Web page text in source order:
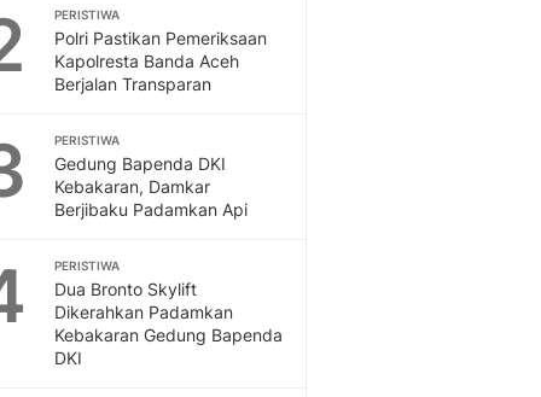
PERISTIWA
Polri Pastikan Pemeriksaan
Kapolresta Banda Aceh
Berjalan Transparan
PERISTIWA
Gedung Bapenda DKI
Kebakaran, Damkar
Berjibaku Padamkan Api
PERISTIWA
Dua Bronto Skylift
Dikerahkan Padamkan
Kebakaran Gedung Bapenda
DKI